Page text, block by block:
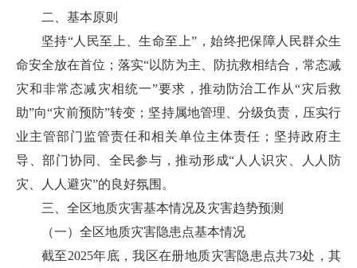
二、基本原则
坚持“人民至上、生命至上”，始终把保障人民群众生
命安全放在首位；落实“以防为主、防抗救相结合，常态减
灾和非常态减灾相统一”要求，推动防治工作从“灾后救
助”向“灾前预防”转变；坚持属地管理、分级负责，压实行
业主管部门监管责任和相关单位主体责任；坚持政府主
导、部门协同、全民参与，推动形成“人人识灾、人人防
灾、人人避灾”的良好氛围。
三、全区地质灾害基本情况及灾害趋势预测
（一）全区地质灾害隐患点基本情况
截至2025年底，我区在册地质灾害隐患点共73处，其